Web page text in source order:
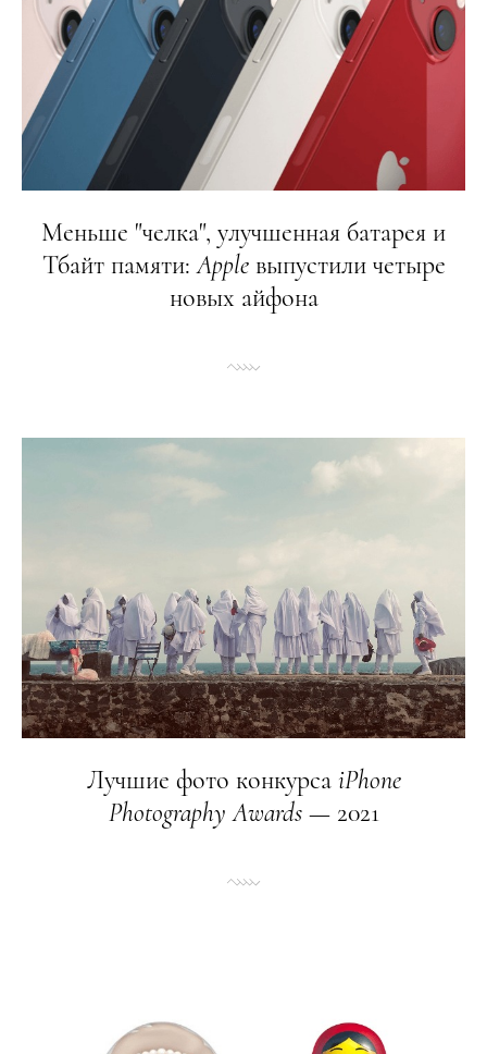
Меньше "челка", улучшенная батарея и
Тбайт памяти:Appleвыпустили четыре
новых айфона
Лучшие фото конкурса iPhone
Photography Awards— 2021